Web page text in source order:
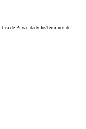
de Privacidady losTerminos de